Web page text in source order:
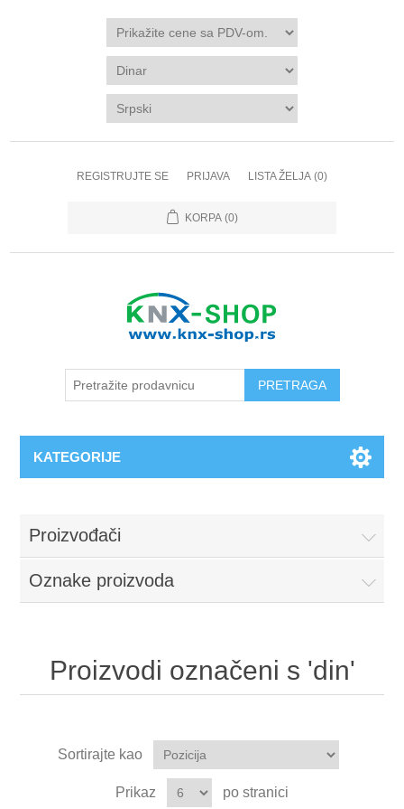
REGISTRUJTE SE PRIJAVA LISTA ŽELJA (0)
KORPA (0)
KATEGORIJE
Proizvođači
Oznake proizvoda
Proizvodi označeni s 'din'
Sortirajte kao
Prikaz po stranici